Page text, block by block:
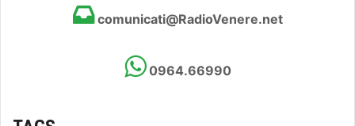
comunicati@RadioVenere.net
0964.66990